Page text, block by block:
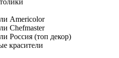
Americolor
Chefmaster
Россия (топ декор)
красители